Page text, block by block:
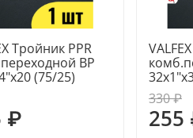
Тройник PPR
ВР
(75/25)
₽
330 ₽
255